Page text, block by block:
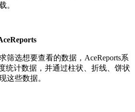
。
筛选想要查看的数据，AceReports系
统计数据，并通过柱状、折线、饼状
这些数据。